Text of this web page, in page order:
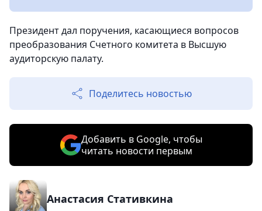
Президент дал поручения, касающиеся вопросов
преобразования Счетного комитета в Высшую
аудиторскую палату.
Поделитесь новостью
Добавить в Google, чтобы
читать новости первым
Анастасия Стативкина